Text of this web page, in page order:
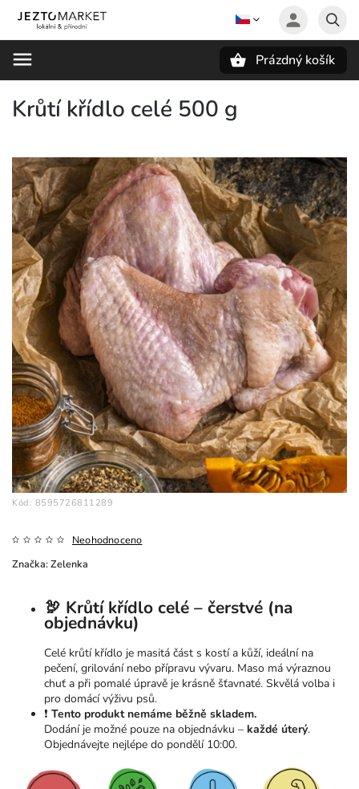
Prázdný košík
Krůtí křídlo celé 500 g
Kód: 8595726811289
Neohodnoceno
Značka:Zelenka
🦃 Krůtí křídlo celé – čerstvé (na
objednávku)
Celé krůtí křídlo je masitá část s kostí a kůží, ideální na
pečení, grilování nebo přípravu vývaru. Maso má výraznou
chuť a při pomalé úpravě je krásně šťavnaté. Skvělá volba i
pro domácí výživu psů.
❗ Tento produkt nemáme běžně skladem.
Dodání je možné pouze na objednávku – každé úterý.
Objednávejte nejlépe do pondělí 10:00.